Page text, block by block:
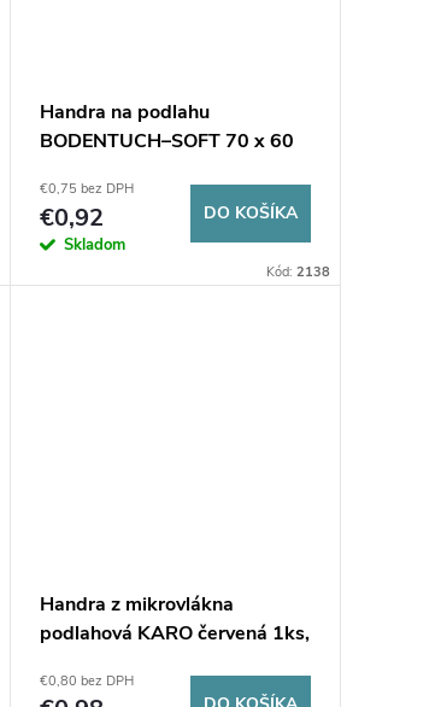
Handra na podlahu
BODENTUCH–SOFT 70 x 60
€0,75 bez DPH
€0,92
Skladom
DO KOŠÍKA
Kód: 2138
Handra z mikrovlákna
podlahová KARO červená 1ks,
€0,80 bez DPH